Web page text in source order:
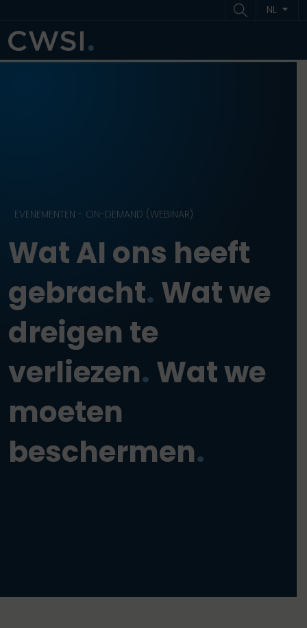
NL
EVENEMENTEN - ON-DEMAND (WEBINAR)
Wat AI ons heeft
gebracht. Wat we
dreigen te
verliezen. Wat we
moeten
beschermen.